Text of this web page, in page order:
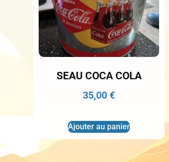
SEAU COCA COLA
35,00€
Ajouter au panier